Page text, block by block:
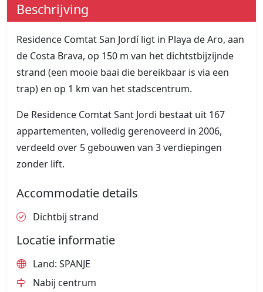
Beschrijving
Residence Comtat San Jordí ligt in Playa de Aro, aan
de Costa Brava, op 150 m van het dichtstbijzijnde
strand (een mooie baai die bereikbaar is via een
trap) en op 1 km van het stadscentrum.
De Residence Comtat Sant Jordi bestaat uit 167
appartementen, volledig gerenoveerd in 2006,
verdeeld over 5 gebouwen van 3 verdiepingen
zonder lift.
Accommodatie details
Dichtbij strand
Locatie informatie
Land: SPANJE
Nabij centrum